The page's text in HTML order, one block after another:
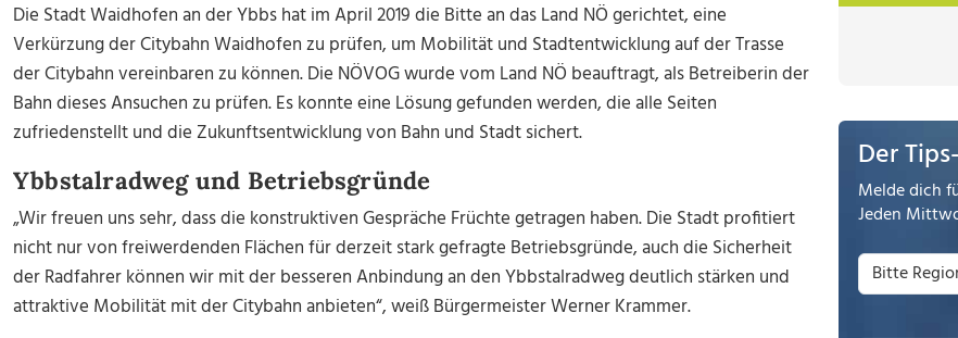
Die Stadt Waidhofen an der Ybbs hat im April 2019 die Bitte an das Land NÖ gerichtet, eine
Verkürzung der Citybahn Waidhofen zu prüfen, um Mobilität und Stadtentwicklung auf der Trasse
der Citybahn vereinbaren zu können. Die NÖVOG wurde vom Land NÖ beauftragt, als Betreiberin der
Bahn dieses Ansuchen zu prüfen. Es konnte eine Lösung gefunden werden, die alle Seiten
zufriedenstellt und die Zukunftsentwicklung von Bahn und Stadt sichert.
Ybbstalradweg und Betriebsgründe
„Wir freuen uns sehr, dass die konstruktiven Gespräche Früchte getragen haben. Die Stadt profitiert
nicht nur von freiwerdenden Flächen für derzeit stark gefragte Betriebsgründe, auch die Sicherheit
der Radfahrer können wir mit der besseren Anbindung an den Ybbstalradweg deutlich stärken und
attraktive Mobilität mit der Citybahn anbieten“, weiß Bürgermeister Werner Krammer.
Der
Melde dich
Jeden